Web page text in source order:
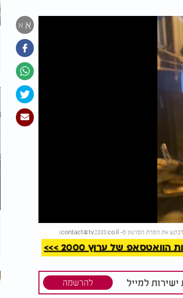
א א
contact@tv2000.co.il
)
של ערוץ 2000 >>>
למייל להרשמה